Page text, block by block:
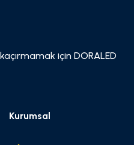
için DORALED
Kurumsal